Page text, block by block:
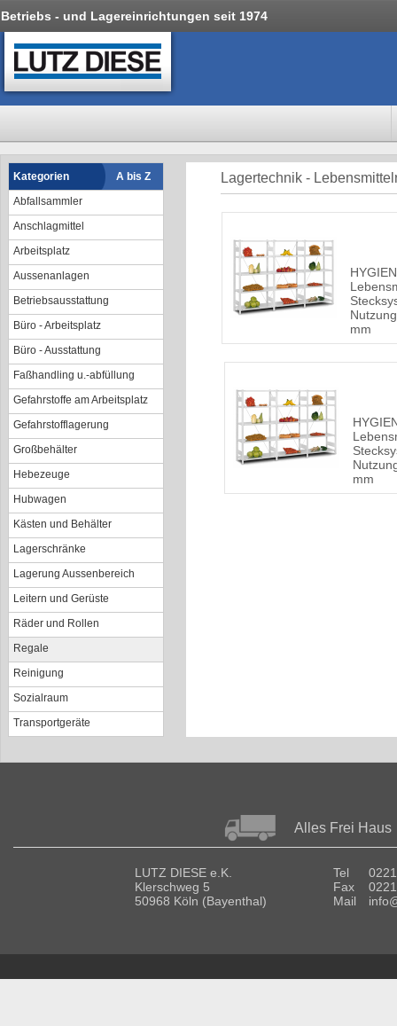
Betriebs - und Lagereinrichtungen seit 1974
Kategorien
A bis Z
Abfallsammler
Anschlagmittel
Arbeitsplatz
Aussenanlagen
Betriebsausstattung
Büro - Arbeitsplatz
Büro - Ausstattung
Faßhandling u.-abfüllung
Gefahrstoffe am Arbeitsplatz
Gefahrstofflagerung
Großbehälter
Hebezeuge
Hubwagen
Kästen und Behälter
Lagerschränke
Lagerung Aussenbereich
Leitern und Gerüste
Räder und Rollen
Regale
Reinigung
Sozialraum
Transportgeräte
Lagertechnik -
mm
mm
Alles Frei Haus
LUTZ DIESE e.K.
Klerschweg 5
50968 Köln (Bayenthal)
Tel
Fax
Mail